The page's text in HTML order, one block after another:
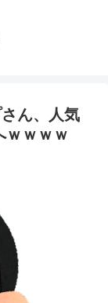
ん、人気
ｗｗｗｗ